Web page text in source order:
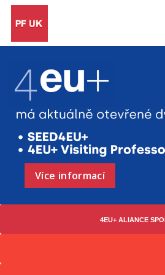
4EU+ ALIANCE
Více informací